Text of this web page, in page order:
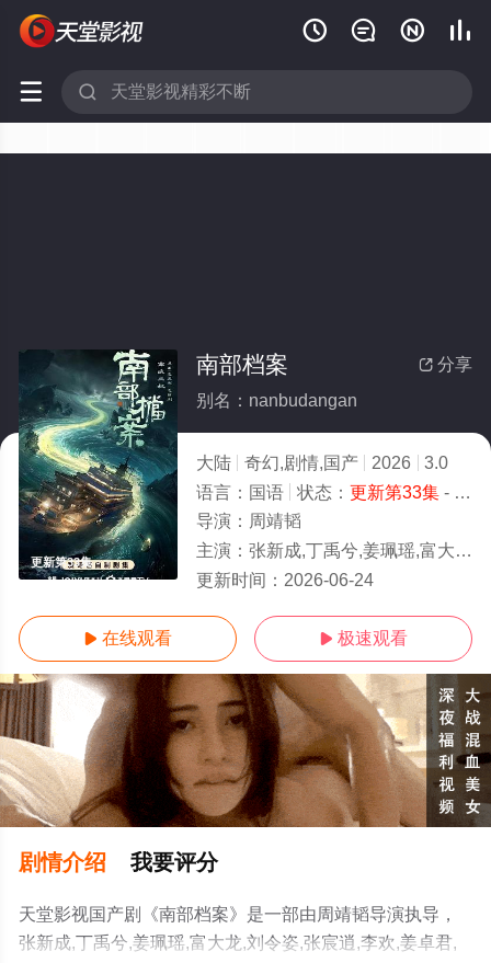
   
 
更新第33集
 分享
南部档案
别名：nanbudangan
大陆 奇幻,剧情,国产 2026
3.0
语言： 国语 状态： 更新第33集- 免费在线观看
导演： 周靖韬
主演： 张新成,丁禹兮,姜珮瑶,富大龙,刘令姿,张宸逍,李欢,姜卓君,徐正溪,韩栋,季肖
更新时间： 2026-06-24
 在线观看  极速观看
剧情介绍 我要评分
天堂影视国产剧《南部档案》是一部由周靖韬导演执导，
张新成,丁禹兮,姜珮瑶,富大龙,刘令姿,张宸逍,李欢,姜卓君,